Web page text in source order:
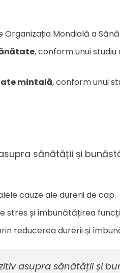
Organizația Mondială a
, conform unui
mintală, conform unui
sănătății și
cauze ale durerii de cap.
stres și îmbunătățirea
reducerea durerii și
asupra sănătății și